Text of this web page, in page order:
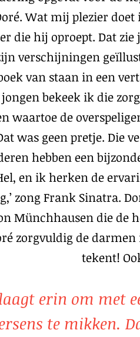
Wat mij plezier
die hij oproept. Dat zie
verschijningen
van staan in een
bekeek ik die
waartoe de
was geen pretje. Die
hebben een
en ik herken de
zong Frank Sinatra.
Münchhausen die de
zorgvuldig de darmen
tekent!
erin om met
te mikken.